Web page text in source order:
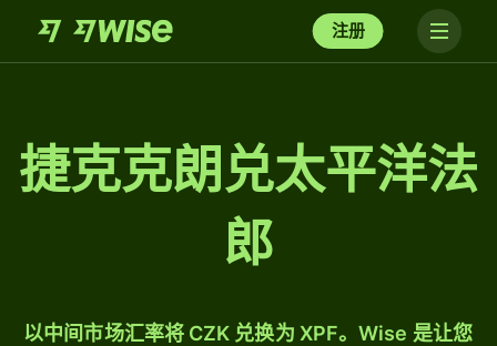
注册
捷克克朗兑太平洋法
郎
以中间市场汇率将 CZK 兑换为 XPF。Wise 是让您